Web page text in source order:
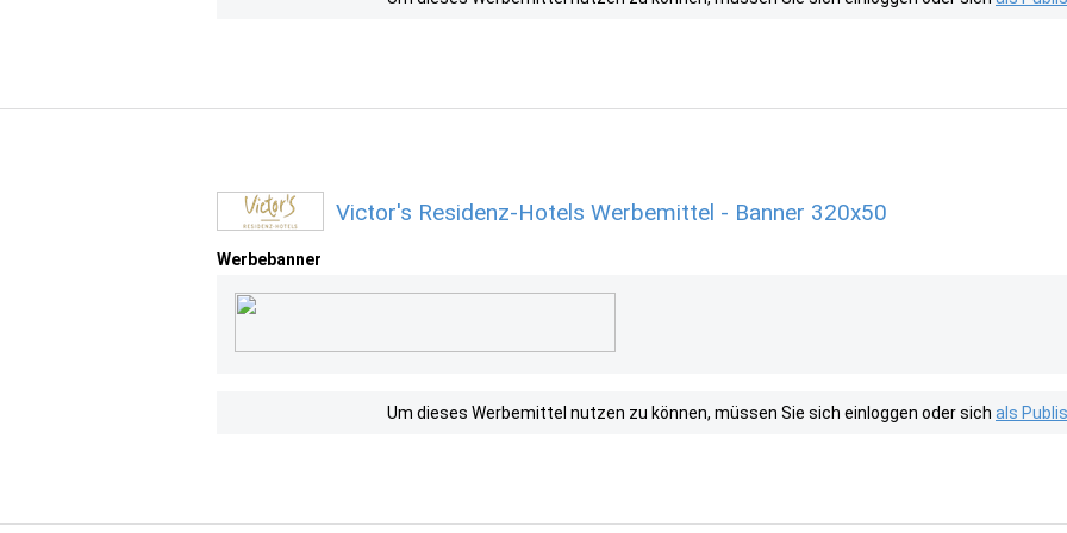
Victor's Residenz-Hotels Werbemittel - Banner 320x50
Werbebanner
Um dieses Werbemittel nutzen zu können, müssen Sie sich einloggen oder sich als